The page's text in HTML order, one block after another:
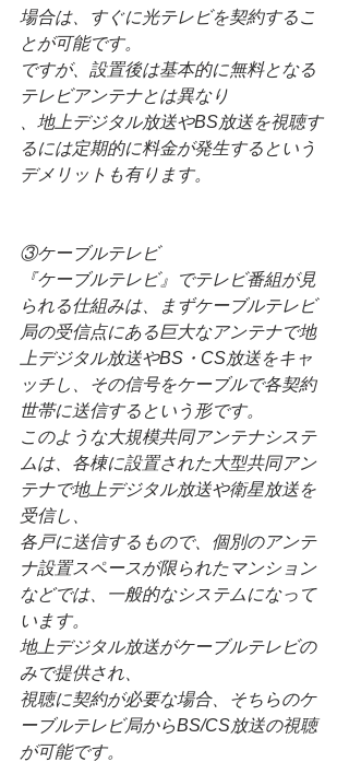
場合は、すぐに光テレビを契約するこ
とが可能です。
ですが、設置後は基本的に無料となる
テレビアンテナとは異なり
、地上デジタル放送やBS放送を視聴す
るには定期的に料金が発生するという
デメリットも有ります。
③ケーブルテレビ
『ケーブルテレビ』でテレビ番組が見
られる仕組みは、まずケーブルテレビ
局の受信点にある巨大なアンテナで地
上デジタル放送やBS・CS放送をキャ
ッチし、その信号をケーブルで各契約
世帯に送信するという形です。
このような大規模共同アンテナシステ
ムは、各棟に設置された大型共同アン
テナで地上デジタル放送や衛星放送を
受信し、
各戸に送信するもので、個別のアンテ
ナ設置スペースが限られたマンション
などでは、一般的なシステムになって
います。
地上デジタル放送がケーブルテレビの
みで提供され、
視聴に契約が必要な場合、そちらのケ
ーブルテレビ局からBS/CS放送の視聴
が可能です。